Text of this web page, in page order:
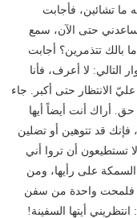
ما تشائين، فأجابت
حتى الآن، سمع
بالك تتذمرين؟ أجابت
التالي: لا أعرف، فأنا
الانتظار حتى أكبر. جاء
أراك أنت أيضاً أيها
قد تتوهين أو تضلين
تستطيعون أن تروا أني
السمكة على رأيها، ومن
فلمحت واحدة من سفن
أيتها السفينة!